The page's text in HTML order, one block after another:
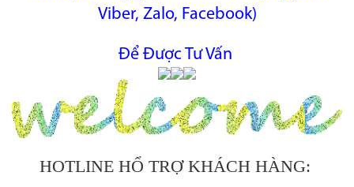
Viber, Zalo, Facebook)
Để Được Tư Vấn
HOTLINE HỔ TRỢ KHÁCH HÀNG: